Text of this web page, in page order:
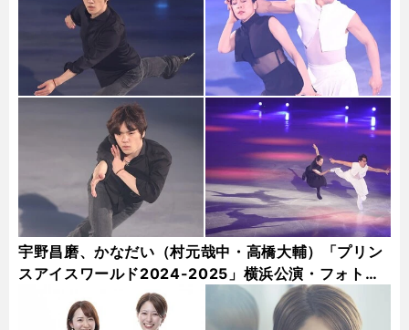
宇野昌磨、かなだい（村元哉中・高橋大輔）「プリン
スアイスワールド2024-2025」横浜公演・フォトギ